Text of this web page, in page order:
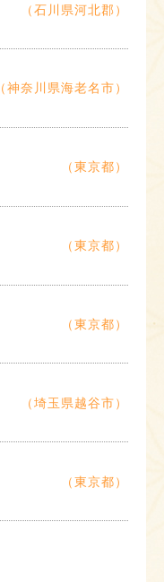
（石川県河北郡）
（神奈川県海老名市）
（東京都）
（東京都）
（東京都）
（埼玉県越谷市）
（東京都）